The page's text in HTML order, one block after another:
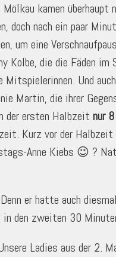
kamen
nach ein paar
eine
die die Fäden im
Mitspielerinnen. Und
Martin, die ihrer
der ersten Halbzeit nur
Kurz vor der
Anne Kiebs 😉 ?
er hatte auch
den zweiten 30
Ladies aus der